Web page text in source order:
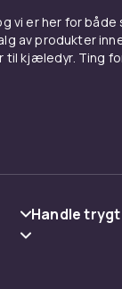
vi er her for
av produkter
til kjæledyr. Ting
Handle trygt